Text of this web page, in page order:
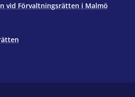
vid Förvaltningsrätten i Malmö